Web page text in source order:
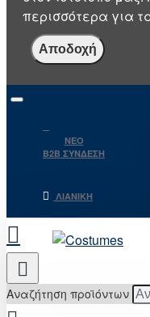
περισσότερα για
Αποδοχή
NEO
B2B ΣΥΝΔΕΣΗ
ΛΙΑΝΙΚΉ
Αναζήτηση προϊόντων